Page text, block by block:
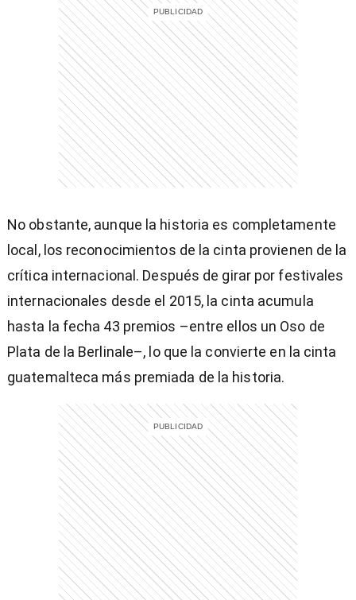
No obstante, aunque la historia es completamente
local, los reconocimientos de la cinta provienen de la
crítica internacional. Después de girar por festivales
internacionales desde el 2015, la cinta acumula
hasta la fecha 43 premios –entre ellos un Oso de
Plata de la Berlinale–, lo que la convierte en la cinta
guatemalteca más premiada de la historia.